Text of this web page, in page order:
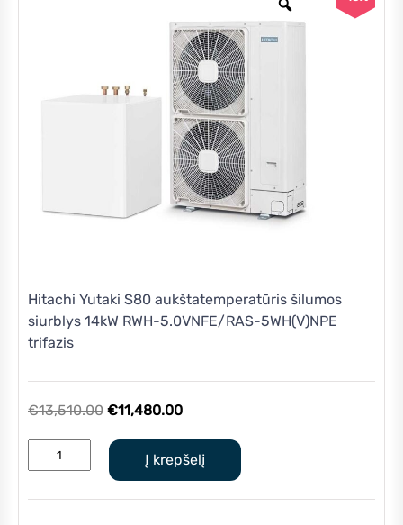
Hitachi Yutaki S80 aukštatemperatūris šilumos
siurblys 14kW RWH-5.0VNFE/RAS-5WH(V)NPE
trifazis
€13,510.00 Original
was:
€13,510.00.
€11,480.00Current
is:
€11,480.00.
produkto
kiekis:
Į krepšelį